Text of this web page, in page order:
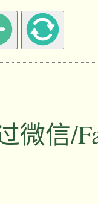
微信/